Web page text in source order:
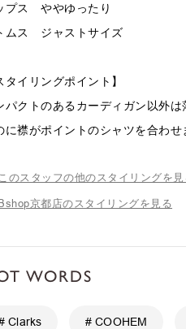
プス ややゆったり
ムス ジャストサイズ
タイリングポイント】
パクトのあるカーディガン以外
に襟がポイントのシャツを合わせ
のスタッフの他のスタイリングを見
Bshop京都店のスタイリングを見る
WORDS
Clarks # COOHEM